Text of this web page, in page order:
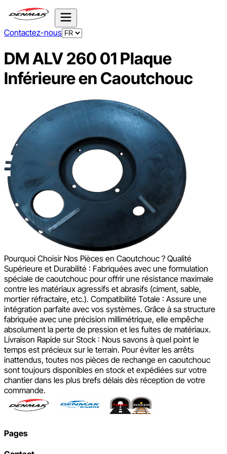
Contactez-nous
DM ALV 260 01 Plaque
Inférieure en Caoutchouc
Pourquoi Choisir Nos Pièces en Caoutchouc ? Qualité
Supérieure et Durabilité : Fabriquées avec une formulation
spéciale de caoutchouc pour offrir une résistance maximale
contre les matériaux agressifs et abrasifs (ciment, sable,
mortier réfractaire, etc.). Compatibilité Totale : Assure une
intégration parfaite avec vos systèmes. Grâce à sa structure
fabriquée avec une précision millimétrique, elle empêche
absolument la perte de pression et les fuites de matériaux.
Livraison Rapide sur Stock : Nous savons à quel point le
temps est précieux sur le terrain. Pour éviter les arrêts
inattendus, toutes nos pièces de rechange en caoutchouc
sont toujours disponibles en stock et expédiées sur votre
chantier dans les plus brefs délais dès réception de votre
commande.
Pages